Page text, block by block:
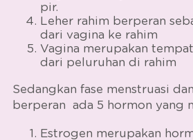
pir.
Leher rahim berperan
dari vagina ke rahim
Vagina merupakan
dari peluruhan di rahim
Sedangkan fase menstruasi
berperan
ada 5 hormon yang
Estrogen merupakan